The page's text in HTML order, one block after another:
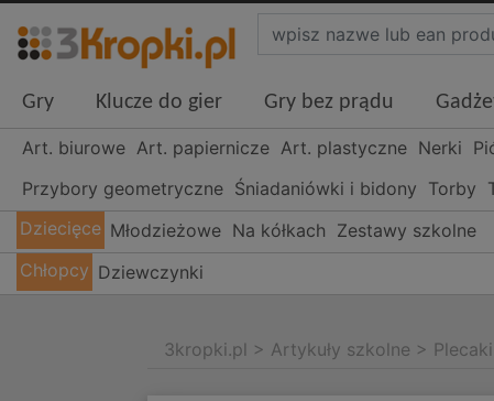
Gry Klucze do gier Gry bez prądu
Art. biurowe Art. papiernicze Art. plastyczne Nerki
Przybory geometryczne Śniadaniówki i bidony Torby
Dziecięce Młodzieżowe Na kółkach Zestawy szkolne
Chłopcy Dziewczynki
3kropki.pl > Artykuły szkolne >